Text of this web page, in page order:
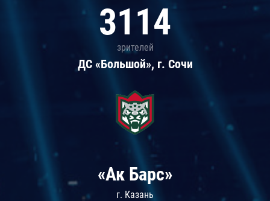
3114
зрителей
ДС «Большой», г. Сочи
«Ак Барс»
г. Казань